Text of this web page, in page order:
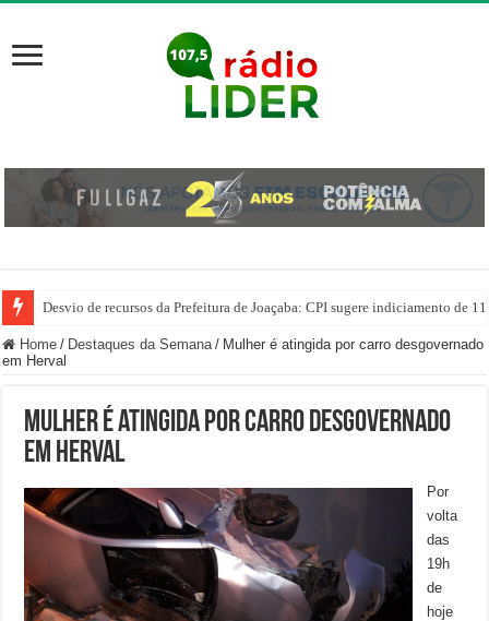
Desvio de recursos da Prefeitura de Joaçaba: CPI sugere indiciamento de 11
PM prende homem por agredir companheira e apreende quase 1 kg de
Home / Destaques da Semana / Mulher é atingida por carro desgovernado
em Herval
Mulher é atingida por carro desgovernado
em Herval
Por
volta
das
19h
de
hoje